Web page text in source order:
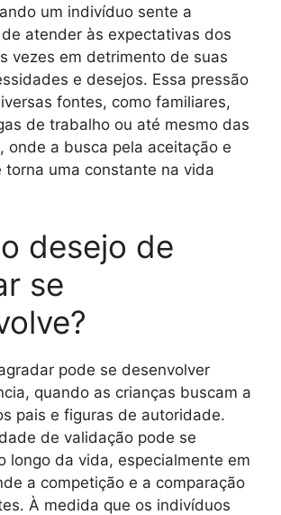
um indivíduo sente a
atender às expectativas dos
vezes em detrimento de suas
e desejos. Essa pressão
fontes, como familiares,
de trabalho ou até mesmo das
onde a busca pela aceitação e
torna uma constante na vida
desejo de
se
pode se desenvolver
quando as crianças buscam a
pais e figuras de autoridade.
de validação pode se
longo da vida, especialmente em
a competição e a comparação
À medida que os indivíduos